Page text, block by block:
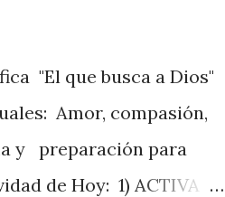
"El que busca a Dios"
Amor, compasión,
y preparación para
de Hoy: 1) ACTIVA